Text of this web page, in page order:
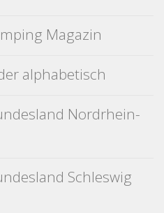
Magazin
alphabetisch
Nordrhein-
Schleswig